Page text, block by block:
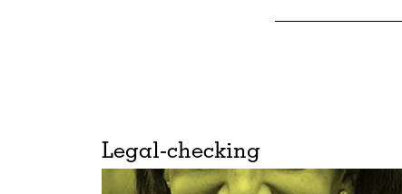
Legal-checking